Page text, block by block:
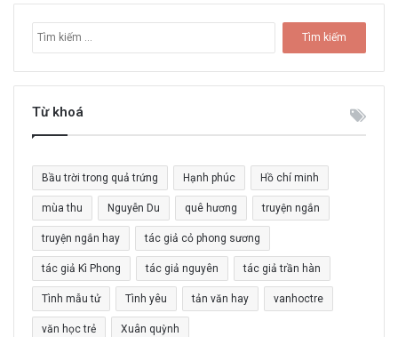
m
k
c
h
o
:
Từ khoá
Bầu trời trong quả trứng Hạnh phúc Hồ chí minh
mùa thu Nguyễn Du quê hương truyện ngắn
truyện ngắn hay tác giả cỏ phong sương
tác giả Kì Phong tác giả nguyên tác giả trần hàn
Tình mẫu tử Tình yêu tản văn hay vanhoctre
văn học trẻ Xuân quỳnh